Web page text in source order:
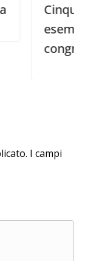
Cinque
esemplificare
congregazione
I campi